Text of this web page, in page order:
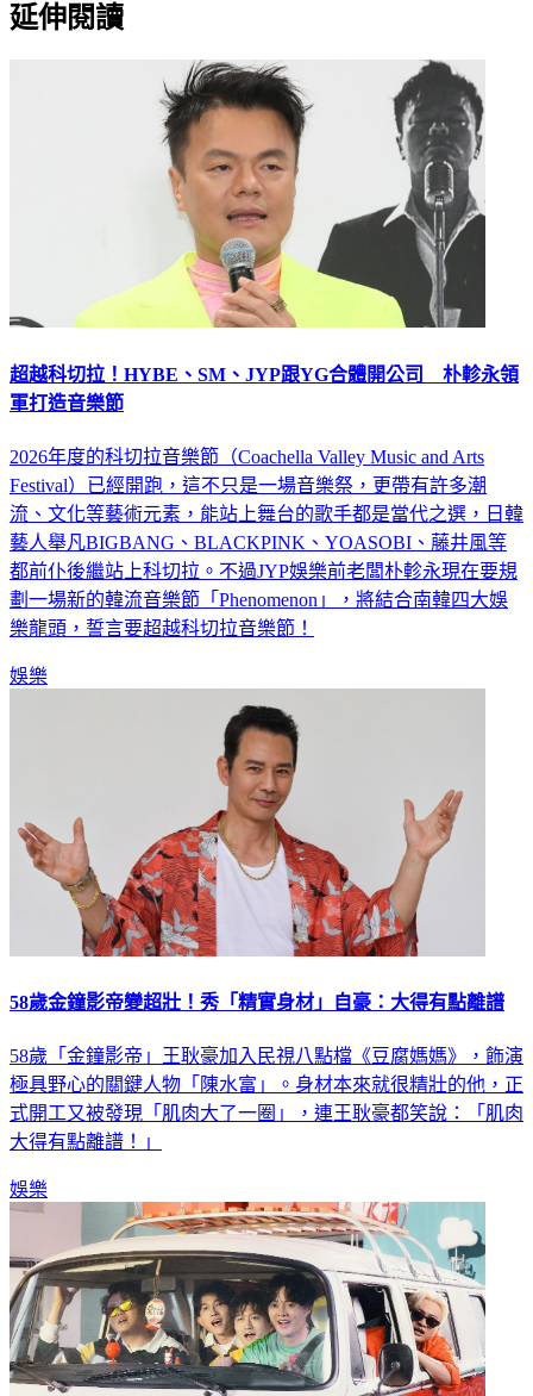
延伸閱讀
超越科切拉！HYBE、SM、JYP跟YG合體開公司 朴軫永領
軍打造音樂節
2026年度的科切拉音樂節（Coachella Valley Music and Arts
Festival）已經開跑，這不只是一場音樂祭，更帶有許多潮
流、文化等藝術元素，能站上舞台的歌手都是當代之選，日韓
藝人舉凡BIGBANG、BLACKPINK、YOASOBI、藤井風等
都前仆後繼站上科切拉。不過JYP娛樂前老闆朴軫永現在要規
劃一場新的韓流音樂節「Phenomenon」，將結合南韓四大娛
樂龍頭，誓言要超越科切拉音樂節！
娛樂
58歲金鐘影帝變超壯！秀「精實身材」自豪：大得有點離譜
58歲「金鐘影帝」王耿豪加入民視八點檔《豆腐媽媽》，飾演
極具野心的關鍵人物「陳水富」。身材本來就很精壯的他，正
式開工又被發現「肌肉大了一圈」，連王耿豪都笑說：「肌肉
大得有點離譜！」
娛樂